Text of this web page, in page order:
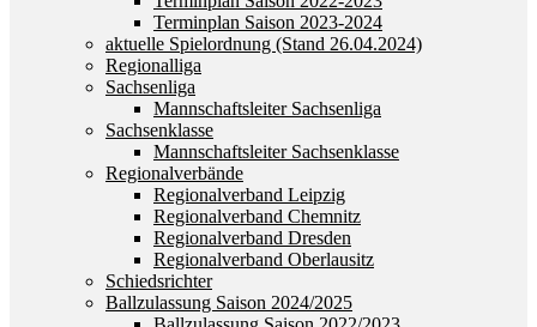
Terminplan Saison 2023-2024
aktuelle Spielordnung (Stand 26.04.2024)
Regionalliga
Sachsenliga
Mannschaftsleiter Sachsenliga
Sachsenklasse
Mannschaftsleiter Sachsenklasse
Regionalverbände
Regionalverband Leipzig
Regionalverband Chemnitz
Regionalverband Dresden
Regionalverband Oberlausitz
Schiedsrichter
Ballzulassung Saison 2024/2025